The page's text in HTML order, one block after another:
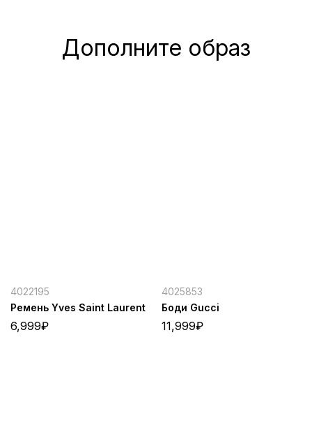
Дополните образ
4022195
Ремень Yves Saint Laurent
6,999₽
4025853
Боди Gucci
11,999₽